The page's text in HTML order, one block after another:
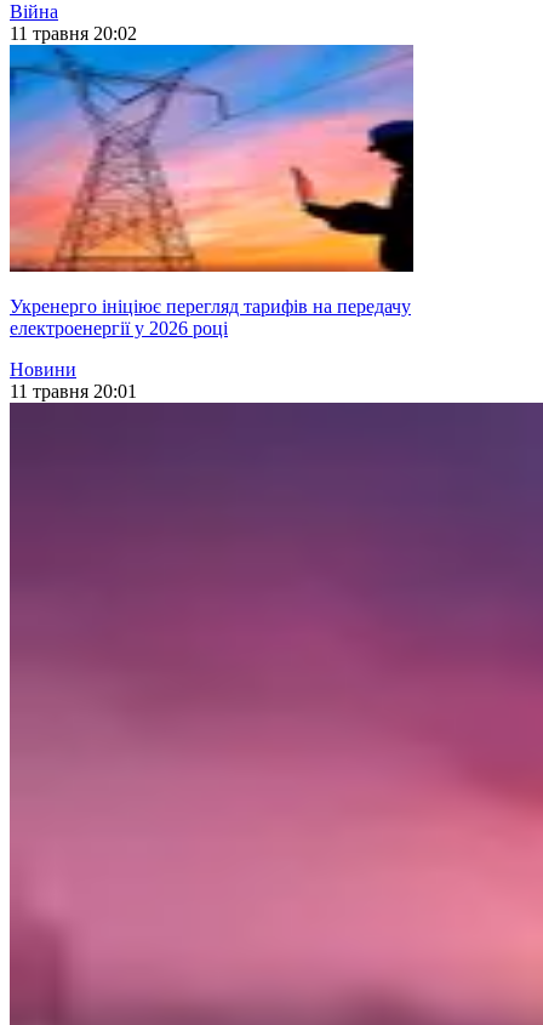
Війна
11 травня 20:02
Укренерго ініціює перегляд тарифів на передачу
електроенергії у 2026 році
Новини
11 травня 20:01